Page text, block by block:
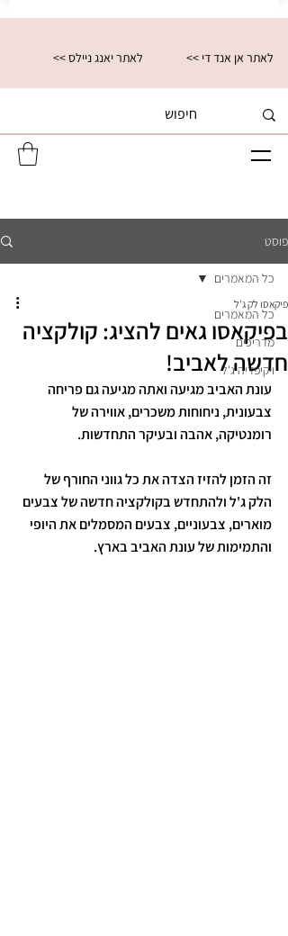
<< לאתר יאנג ניילס << לאתר אן אנד די
פוסט
כל המאמרים
מדריכים
ויקיפדיה ג'ל
כל המאמרים
בפיקאסו גאים להציג: קולקציה
חדשה לאביב!
פיקאסו לק ג'ל
עונת האביב מגיעה ואתה מגיעה גם פריחה
צבעונית, ניחוחות משכרים, אווירה של
רומנטיקה, אהבה ובעיקר התחדשות.
זה הזמן להזיז הצדה את כל גווני החורף של
הלק ג'ל ולהתחדש בקולקציה חדשה של צבעים
מוארים, צבעוניים, צבעים המסמלים את היופי
והתמימות של עונת האביב בארץ.